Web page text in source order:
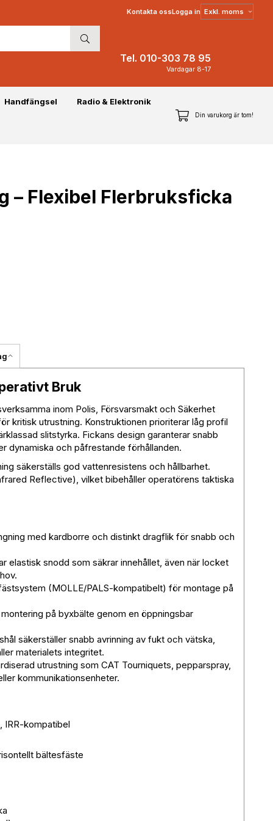
Kontakta ossLogga in Välj
moms
Tel. 010-303 78 95
Vardagar 8-17
Handfängsel Radio & Elektronik
Din varukorg är tom!
– Flexibel Flerbruksficka
Bruk
inom Polis, Försvarsmakt och Säkerhet
kritisk utrustning. Konstruktionen prioriterar låg profil
slitstyrka. Fickans design garanterar snabb
dynamiska och påfrestande förhållanden.
säkerställs god vattenresistens och hållbarhet.
Reflective), vilket bibehåller operatörens taktiska
med kardborre och distinkt dragflik för snabb och
elastisk snodd som säkrar innehållet, även när locket
(MOLLE/PALS-kompatibelt) för montage på
på byxbälte genom en öppningsbar
säkerställer snabb avrinning av fukt och vätska,
materialets integritet.
utrustning som CAT Tourniquets, pepparspray,
kommunikationsenheter.
IRR-kompatibel
bältesfäste